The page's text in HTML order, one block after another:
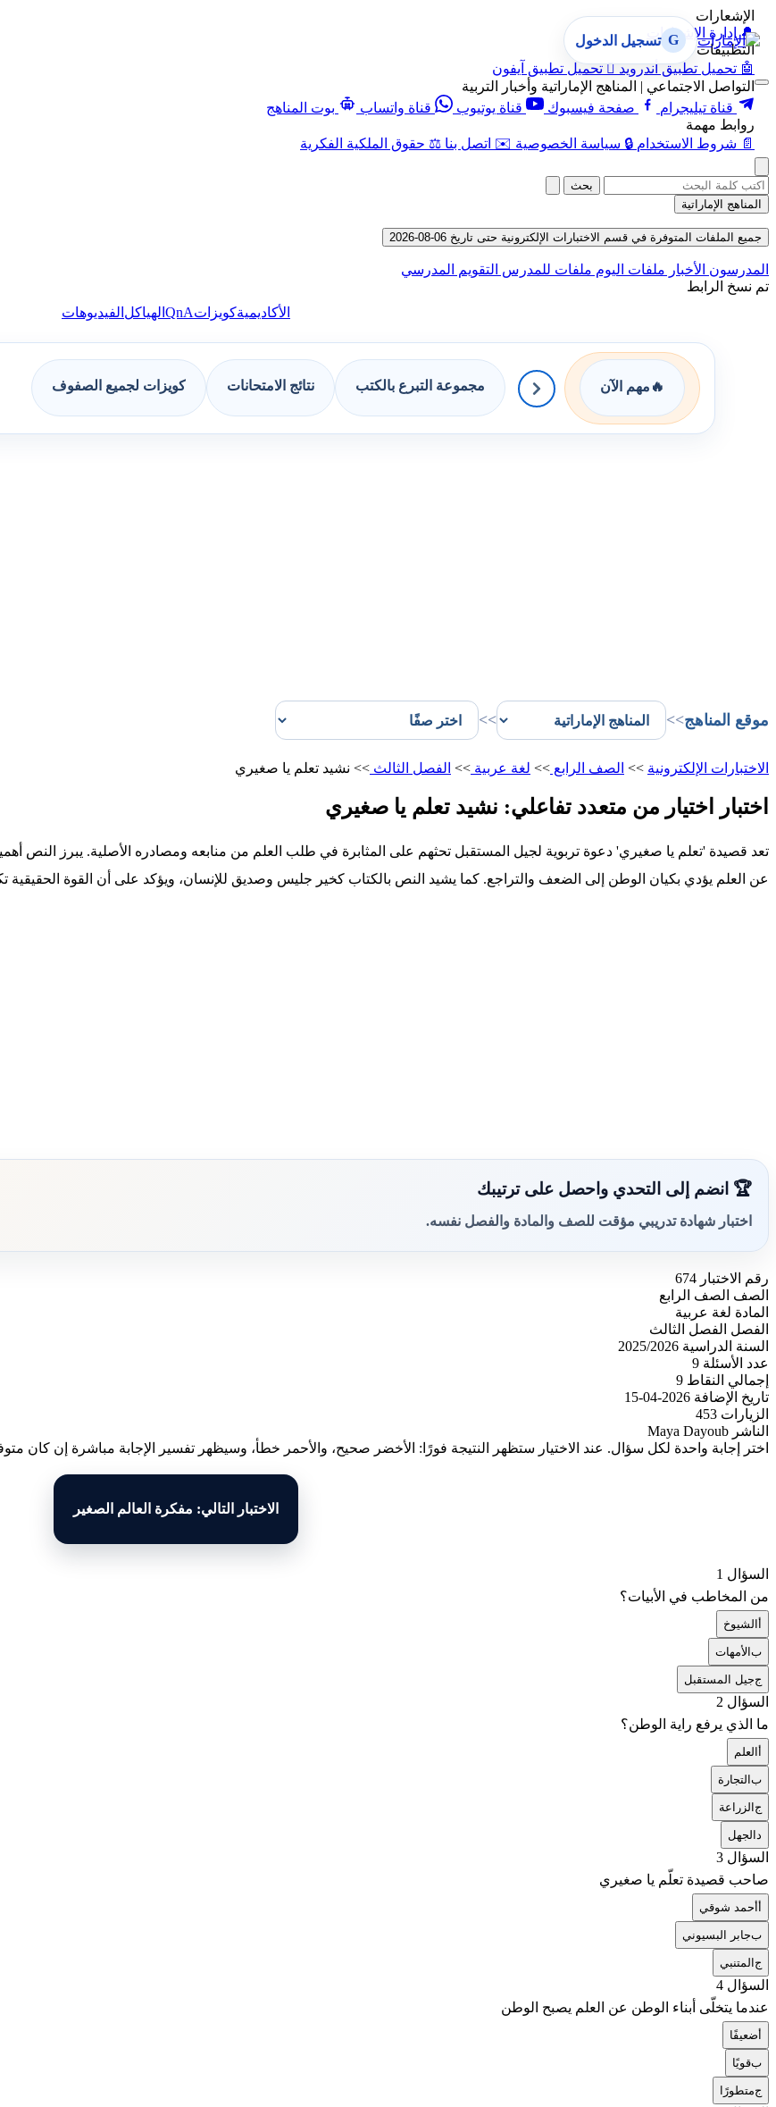
الإشعارات
🔔 إدارة الإشعارات
التطبيقات
🤖 تحميل تطبيق أندرويد  تحميل تطبيق آيفون
التواصل الاجتماعي | المناهج الإماراتية وأخبار التربية
قناة تيليجرام
صفحة فيسبوك قناة يوتيوب قناة واتساب
بوت المناهج
روابط مهمة
📄 شروط الاستخدام 🔒 سياسة الخصوصية ✉️ اتصل بنا ⚖️ حقوق الملكية الفكرية
G تسجيل الدخول
بحث
المناهج الإماراتية
جميع الملفات المتوفرة في قسم الاختبارات الإلكترونية حتى تاريخ 06-08-2026
المدرسون الأخبار ملفات اليوم ملفات للمدرس التقويم المدرسي
تم نسخ الرابط
الأكاديميةكويزاتQnA الهياكل الفيديوهات
🔥 مهم الآن مجموعة التبرع بالكتب نتائج الامتحانات كويزات لجميع الصفوف
موقع المناهج>>
>>
الاختبارات الإلكترونية >> الصف الرابع >> لغة عربية >> الفصل الثالث >> نشيد تعلم يا صغيري
اختبار اختيار من متعدد تفاعلي: نشيد تعلم يا صغيري
تعد قصيدة 'تعلم يا صغيري' دعوة تربوية لجيل المستقبل تحثهم على المثابرة في طلب العلم من منابعه ومصادره الأصلية. يبرز النص
عن العلم يؤدي بكيان الوطن إلى الضعف والتراجع. كما يشيد النص بالكتاب كخير جليس وصديق للإنسان، ويؤكد على أن القوة
🏆 انضم إلى التحدي واحصل على ترتيبك
اختبار شهادة تدريبي مؤقت للصف والمادة والفصل نفسه.
رقم الاختبار 674
الصف الصف الرابع
المادة لغة عربية
الفصل الفصل الثالث
السنة الدراسية 2025/2026
عدد الأسئلة 9
إجمالي النقاط 9
تاريخ الإضافة 2026-04-15
الزيارات 453
الناشر Maya Dayoub
اختر إجابة واحدة لكل سؤال. عند الاختيار ستظهر النتيجة فورًا: الأخضر صحيح، والأحمر خطأ، وسيظهر تفسير الإجابة مباشرة إن كان
الاختبار التالي: مفكرة العالم الصغير
السؤال 1
من المخاطب في الأبيات؟
أ الشيوخ
ب الأمهات
ججيل المستقبل
السؤال 2
ما الذي يرفع راية الوطن؟
أ العلم
ب التجارة
ج الزراعة
د الجهل
السؤال 3
صاحب قصيدة تعلّم يا صغيري
أأحمد شوقي
بجابر البسيوني
ج المتنبي
السؤال 4
عندما يتخلّى أبناء الوطن عن العلم يصبح الوطن
أضعيفًا
بقويًا
جمتطورًا